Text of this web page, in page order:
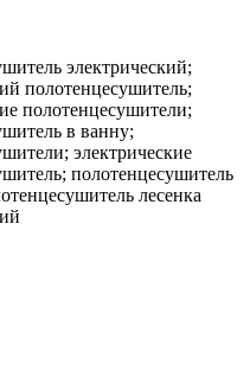
электрический;
полотенцесушитель;
полотенцесушители;
в ванну;
электрические
полотенцесушитель
лесенка